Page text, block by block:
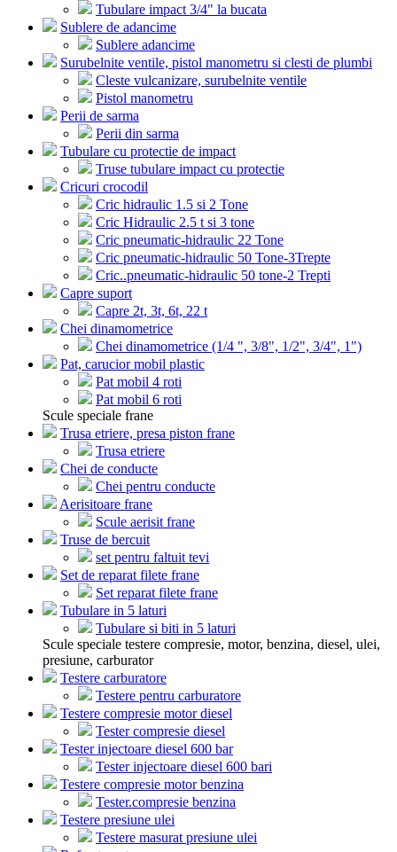
Tubulare impact 3/4" la bucata
Sublere de adancime
Sublere adancime
Surubelnite ventile, pistol manometru si clesti de plumbi
Cleste vulcanizare, surubelnite ventile
Pistol manometru
Perii de sarma
Perii din sarma
Tubulare cu protectie de impact
Truse tubulare impact cu protectie
Cricuri crocodil
Cric hidraulic 1.5 si 2 Tone
Cric Hidraulic 2.5 t si 3 tone
Cric pneumatic-hidraulic 22 Tone
Cric pneumatic-hidraulic 50 Tone-3Trepte
Cric..pneumatic-hidraulic 50 tone-2 Trepti
Capre suport
Capre 2t, 3t, 6t, 22 t
Chei dinamometrice
Chei dinamometrice (1/4 ", 3/8", 1/2", 3/4", 1")
Pat, carucior mobil plastic
Pat mobil 4 roti
Pat mobil 6 roti
Scule speciale frane
Trusa etriere, presa piston frane
Trusa etriere
Chei de conducte
Chei pentru conducte
Aerisitoare frane
Scule aerisit frane
Truse de bercuit
set pentru faltuit tevi
Set de reparat filete frane
Set reparat filete frane
Tubulare in 5 laturi
Tubulare si biti in 5 laturi
Scule speciale testere compresie, motor, benzina, diesel, ulei,
presiune, carburator
Testere carburatore
Testere pentru carburatore
Testere compresie motor diesel
Tester compresie diesel
Tester injectoare diesel 600 bar
Tester injectoare diesel 600 bari
Testere compresie motor benzina
Tester.compresie benzina
Testere presiune ulei
Testere masurat presiune ulei